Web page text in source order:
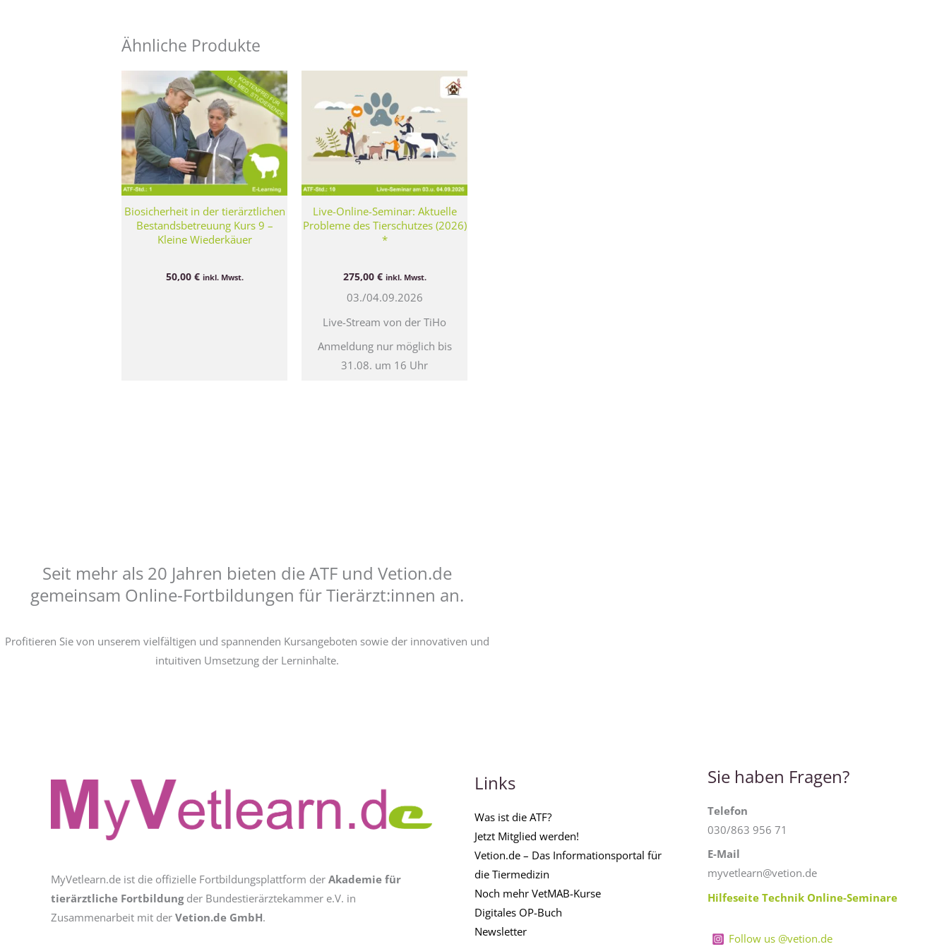
Ähnliche Produkte
Biosicherheit in der tierärztlichen
Bestandsbetreuung Kurs 9 –
Kleine Wiederkäuer
50,00 € inkl. Mwst.
Live-Online-Seminar: Aktuelle
Probleme des Tierschutzes (2026)
*
275,00 € inkl. Mwst.
03./04.09.2026
Live-Stream von der TiHo
Anmeldung nur möglich bis
31.08. um 16 Uhr
Seit mehr als 20 Jahren bieten die ATF und Vetion.de
gemeinsam Online-Fortbildungen für Tierärzt:innen an.
Profitieren Sie von unserem vielfältigen und spannenden Kursangeboten sowie der innovativen und
intuitiven Umsetzung der Lerninhalte.
MyVetlearn.de ist die offizielle Fortbildungsplattform der Akademie für
tierärztliche Fortbildungder Bundestierärztekammer e.V. in
Zusammenarbeit mit der Vetion.de GmbH.
Links
Was ist die ATF?
Jetzt Mitglied werden!
Vetion.de – Das Informationsportal für
die Tiermedizin
Noch mehr VetMAB-Kurse
Digitales OP-Buch
Newsletter
Sie haben Fragen?
Telefon
030/863 956 71
E-Mail
myvetlearn@vetion.de
Hilfeseite Technik Online-Seminare
Follow us @vetion.de